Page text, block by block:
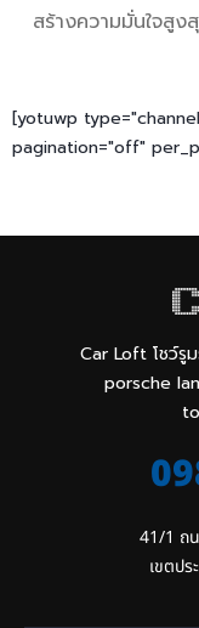
สร้างความมั่นใจสูง
[yotuwp
pagination="off"
Car Loft โชว์รู
porsche
41/1 ถ
เขตป